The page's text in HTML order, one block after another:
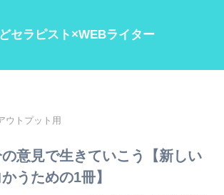
セラピスト×WEBライター
ウトプット用
の意見で生きていこう【新しい
うための1冊】